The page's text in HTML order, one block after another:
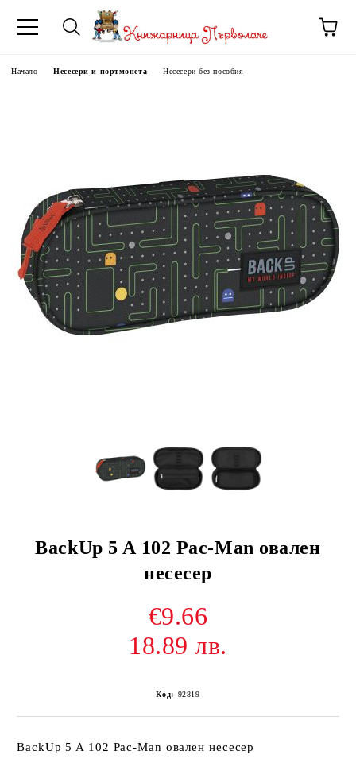
Начало Несесери и портмонета Несесери без пособия
BackUp 5 A 102 Pac-Man овален
несесер
€9.66
18.89 лв.
Код: 92819
BackUp 5 A 102 Pac-Man овален несесер